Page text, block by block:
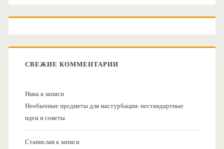
СВЕЖИЕ КОММЕНТАРИИ
Никак записи
Необычные предметы для мастурбации: нестандартные
идеи и советы
Станиславк записи